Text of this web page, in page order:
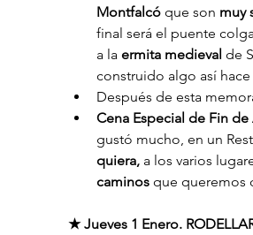
Montfalcó que son muy
final será el puente
a la ermita medieval de
construido algo así hace
Después de esta
Cena Especial de Fin
gustó mucho, en un
quiera, a los varios
caminos que queremos
★ Jueves 1 Enero.